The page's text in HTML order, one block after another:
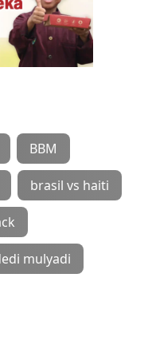
BBM
brasil vs haiti
mulyadi